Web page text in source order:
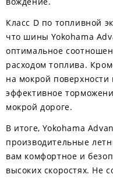
Класс D по топливной
что шины Yokohama
оптимальное
расходом топлива.
на мокрой поверхности
эффективное
мокрой дороге.
В итоге, Yokohama
производительные
вам комфортное и
высоких скоростях. Не